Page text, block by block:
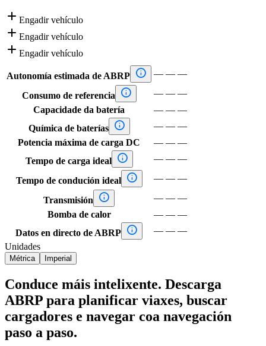
 Engadir vehículo
 Engadir vehículo
 Engadir vehículo
Autonomía estimada de ABRP  — — —
Consumo de referencia  — — —
Capacidade da batería
— — —
Química de baterías
 — — —
Potencia máxima de carga DC
— — —
Tempo de carga ideal
 — — —
Tempo de condución ideal  — — —
Transmisión  — — —
Bomba de calor
— — —
Datos en directo de ABRP  — — —
Unidades
Métrica Imperial
Conduce máis intelixente. Descarga
ABRP para planificar viaxes, buscar
cargadores e navegar coa navegación
paso a paso.